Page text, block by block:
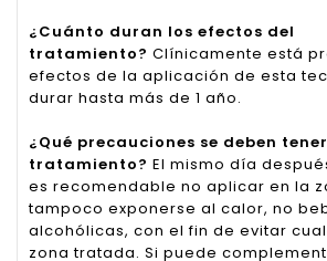
¿Cuánto duran los efectos del
tratamiento? Clínicamente está
efectos de la aplicación de esta
durar hasta más de 1 año.
¿Qué precauciones se deben
tratamiento? El mismo día
es recomendable no aplicar en la
tampoco exponerse al calor, no
alcohólicas, con el fin de evitar
zona tratada. Si puede